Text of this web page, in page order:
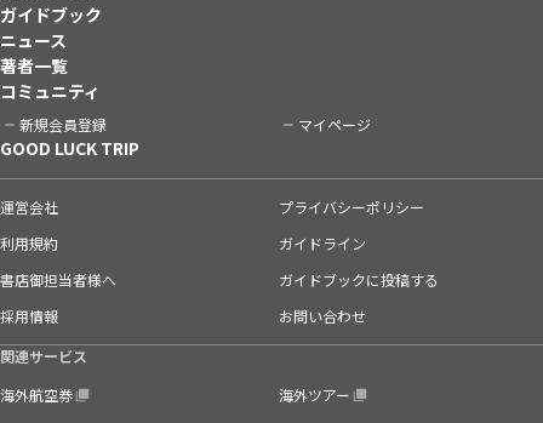
ガイドブック
ニュース
著者一覧
コミュニティ
新規会員登録 マイページ
GOOD LUCK TRIP
運営会社
プライバシーポリシー
利用規約
ガイドライン
書店御担当者様へ
ガイドブックに投稿する
採用情報
お問い合わせ
関連サービス
海外航空券
海外ツアー